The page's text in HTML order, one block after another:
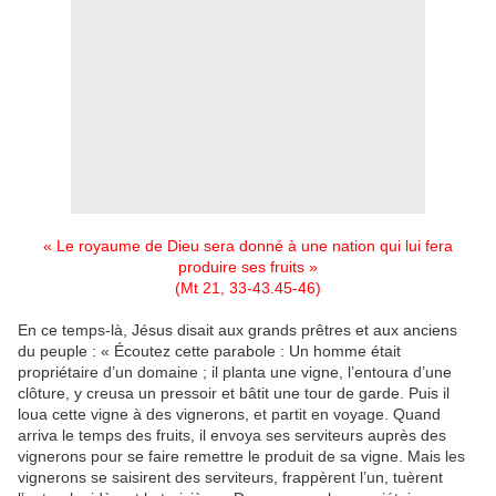
« Le royaume de Dieu sera donné à une nation qui lui fera
produire ses fruits »
(Mt 21, 33-43.45-46)
En ce temps-là, Jésus disait aux grands prêtres et aux anciens
du peuple : « Écoutez cette parabole : Un homme était
propriétaire d’un domaine ; il planta une vigne, l’entoura d’une
clôture, y creusa un pressoir et bâtit une tour de garde. Puis il
loua cette vigne à des vignerons, et partit en voyage. Quand
arriva le temps des fruits, il envoya ses serviteurs auprès des
vignerons pour se faire remettre le produit de sa vigne. Mais les
vignerons se saisirent des serviteurs, frappèrent l’un, tuèrent